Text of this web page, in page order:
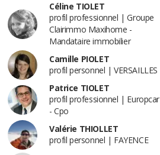
Céline TIOLET
profil professionnel | Groupe
Clairimmo Maxihome -
Mandataire immobilier
Camille PIOLET
profil personnel | VERSAILLES
Patrice TIOLET
profil professionnel | Europcar
- Cpo
Valérie THIOLLET
profil personnel | FAYENCE